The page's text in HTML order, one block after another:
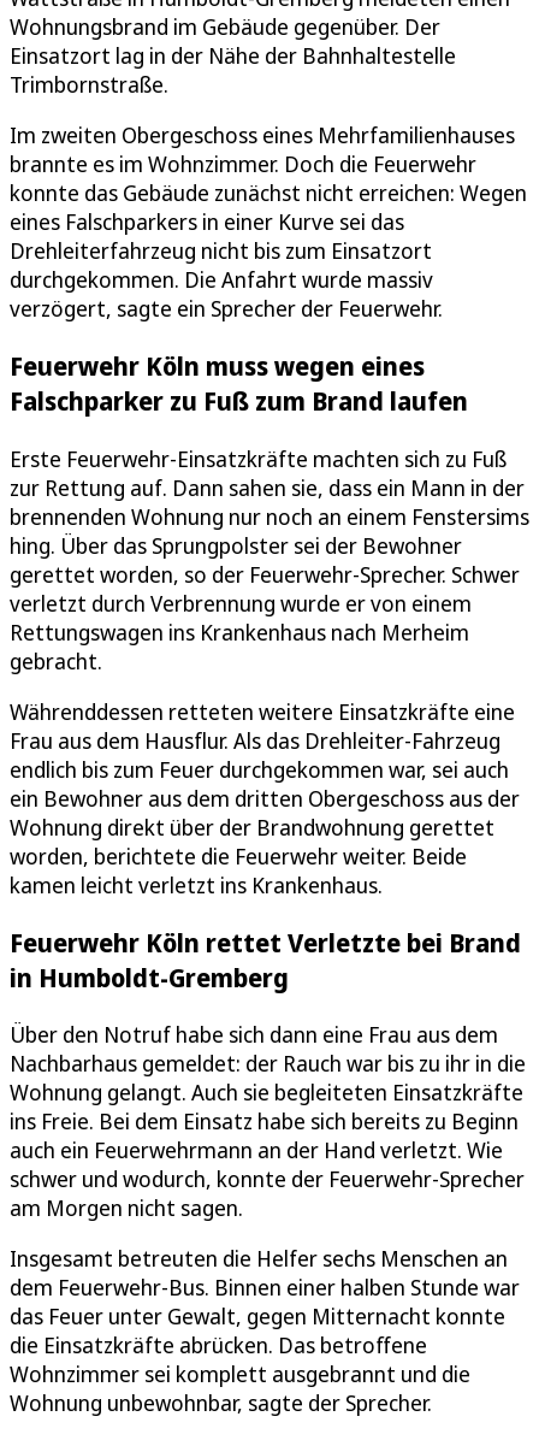
Wohnungsbrand im Gebäude gegenüber. Der
Einsatzort lag in der Nähe der Bahnhaltestelle
Trimbornstraße.
Im zweiten Obergeschoss eines Mehrfamilienhauses
brannte es im Wohnzimmer. Doch die Feuerwehr
konnte das Gebäude zunächst nicht erreichen: Wegen
eines Falschparkers in einer Kurve sei das
Drehleiterfahrzeug nicht bis zum Einsatzort
durchgekommen. Die Anfahrt wurde massiv
verzögert, sagte ein Sprecher der Feuerwehr.
Feuerwehr Köln muss wegen eines
Falschparker zu Fuß zum Brand laufen
Erste Feuerwehr-Einsatzkräfte machten sich zu Fuß
zur Rettung auf. Dann sahen sie, dass ein Mann in der
brennenden Wohnung nur noch an einem Fenstersims
hing. Über das Sprungpolster sei der Bewohner
gerettet worden, so der Feuerwehr-Sprecher. Schwer
verletzt durch Verbrennung wurde er von einem
Rettungswagen ins Krankenhaus nach Merheim
gebracht.
Währenddessen retteten weitere Einsatzkräfte eine
Frau aus dem Hausflur. Als das Drehleiter-Fahrzeug
endlich bis zum Feuer durchgekommen war, sei auch
ein Bewohner aus dem dritten Obergeschoss aus der
Wohnung direkt über der Brandwohnung gerettet
worden, berichtete die Feuerwehr weiter. Beide
kamen leicht verletzt ins Krankenhaus.
Feuerwehr Köln rettet Verletzte bei Brand
in Humboldt-Gremberg
Über den Notruf habe sich dann eine Frau aus dem
Nachbarhaus gemeldet: der Rauch war bis zu ihr in die
Wohnung gelangt. Auch sie begleiteten Einsatzkräfte
ins Freie. Bei dem Einsatz habe sich bereits zu Beginn
auch ein Feuerwehrmann an der Hand verletzt. Wie
schwer und wodurch, konnte der Feuerwehr-Sprecher
am Morgen nicht sagen.
Insgesamt betreuten die Helfer sechs Menschen an
dem Feuerwehr-Bus. Binnen einer halben Stunde war
das Feuer unter Gewalt, gegen Mitternacht konnte
die Einsatzkräfte abrücken. Das betroffene
Wohnzimmer sei komplett ausgebrannt und die
Wohnung unbewohnbar, sagte der Sprecher.